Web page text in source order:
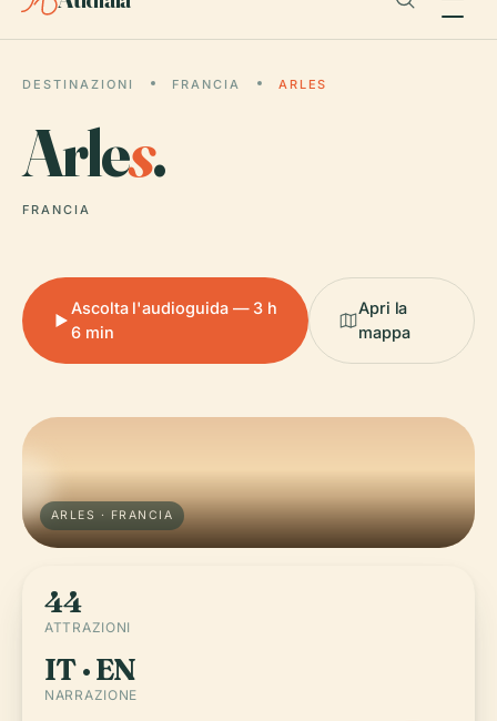
DESTINAZIONI FRANCIA ARLES
Arles.
FRANCIA
Ascolta l'audioguida — 3 h
6 min
Apri la
mappa
ARLES · FRANCIA
44
ATTRAZIONI
IT · EN
NARRAZIONE